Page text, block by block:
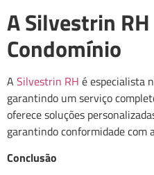
A Silvestrin
Condomínio
A Silvestrin RH é especialista
garantindo um serviço
oferece soluções
garantindo conformidade com
Conclusão